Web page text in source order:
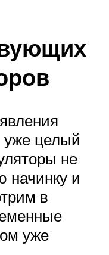
целый
не
начинку и
в
уже